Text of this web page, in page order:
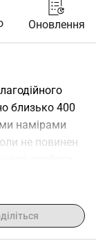
Оновлення
близько 400
намірами
не повинен
що було
коли
змінам і